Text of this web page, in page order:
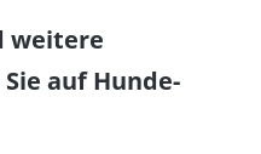
weitere
auf Hunde-